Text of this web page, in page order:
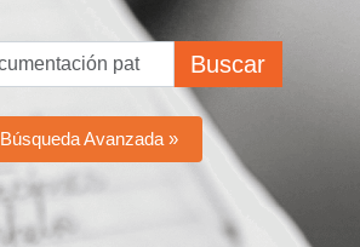
Buscar
Búsqueda Avanzada »